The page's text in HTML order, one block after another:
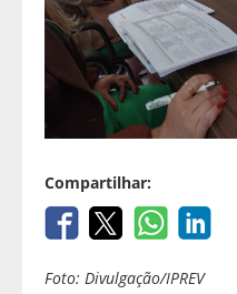
Compartilhar:
Foto: Divulgação/IPREV